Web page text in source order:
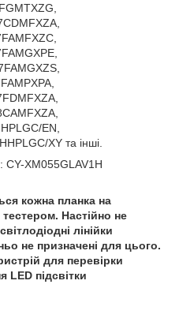
EN,
XY та інші.
CY-XM055GLAV1H
кожна планка на
Настійно не
лінійки
не призначені для цього.
для перевірки
LED підсвітки